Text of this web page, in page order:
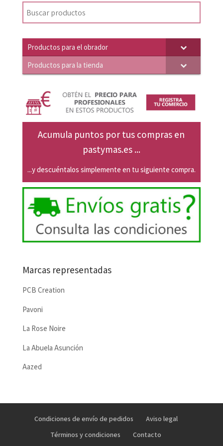
era:
Productos para el obrador
Productos para la tienda
Acumula puntos por tus compras en
pastymas.es ...
...y descuéntalos simplemente en tu siguiente compra.
Marcas representadas
PCB Creation
Pavoni
La Rose Noire
La Abuela Asunción
Aazed
Condiciones de envío de pedidos
Aviso legal
Términos y condiciones
Contacto